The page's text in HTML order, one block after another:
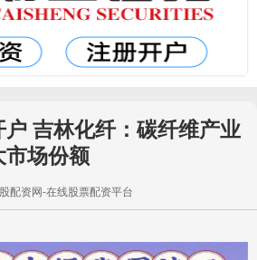
吉林化纤：碳纤维产业
场份额
配资网-在线股票配资平台